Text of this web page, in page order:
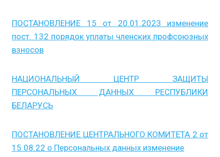
ПОСТАНОВЛЕНИЕ 15 от 20.01.2023 изменение
пост. 132 порядок уплаты членских профсоюзных
взносов
НАЦИОНАЛЬНЫЙ ЦЕНТР ЗАЩИТЫ
ПЕРСОНАЛЬНЫХ ДАННЫХ РЕСПУБЛИКИ
БЕЛАРУСЬ
ПОСТАНОВЛЕНИЕ ЦЕНТРАЛЬНОГО КОМИТЕТА 2 от
15.08.22 о Персональных данных изменение